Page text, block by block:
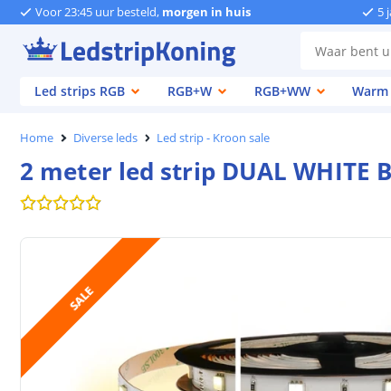
Voor 23:45 uur besteld, morgen in huis 5
Led strips RGB
RGB+W RGB+WW
Home Diverse leds Led strip - Kroon sale
2 meter led strip DUAL WHITE
SALE